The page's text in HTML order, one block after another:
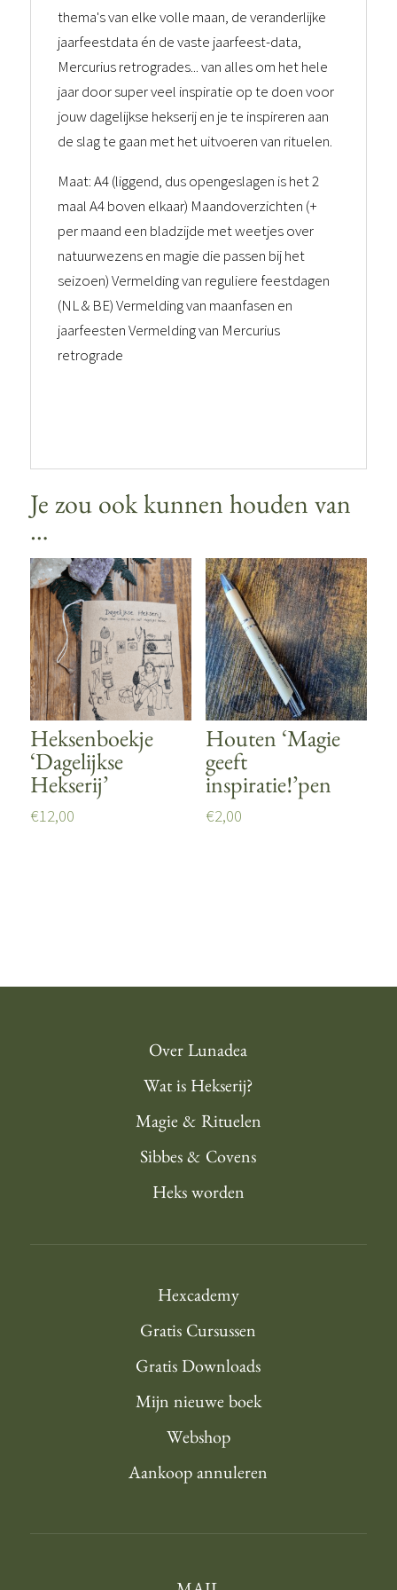
thema's van elke volle maan, de veranderlijke
jaarfeestdata én de vaste jaarfeest-data,
Mercurius retrogrades... van alles om het hele
jaar door super veel inspiratie op te doen voor
jouw dagelijkse hekserij en je te inspireren aan
de slag te gaan met het uitvoeren van rituelen.
Maat: A4 (liggend, dus opengeslagen is het 2
maal A4 boven elkaar) Maandoverzichten (+
per maand een bladzijde met weetjes over
natuurwezens en magie die passen bij het
seizoen) Vermelding van reguliere feestdagen
(NL & BE) Vermelding van maanfasen en
jaarfeesten Vermelding van Mercurius
retrograde
Je zou ook kunnen houden van
…
Heksenboekje
‘Dagelijkse
Hekserij’
€12,00
Houten ‘Magie
geeft
inspiratie!’pen
€2,00
Over Lunadea
Wat is Hekserij?
Magie & Rituelen
Sibbes & Covens
Heks worden
Hexcademy
Gratis Cursussen
Gratis Downloads
Mijn nieuwe boek
Webshop
Aankoop annuleren